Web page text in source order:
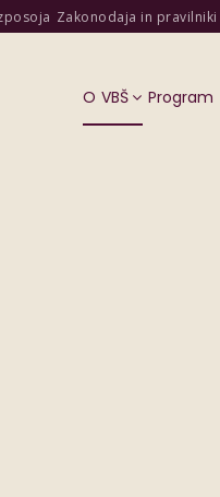
Zakonodaja in pravilniki
O VBŠ Program